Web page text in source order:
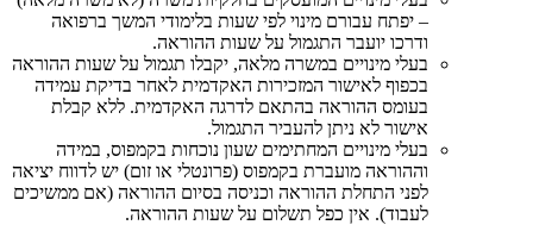
– יפתח עבורם מינוי לפי שעות בלימודי המשך ברפואה
ודרכו יועבר התגמול על שעות ההוראה.
בעלי מינויים במשרה מלאה, יקבלו תגמול על שעות ההוראה
בכפוף לאישור המזכירות האקדמית לאחר בדיקת עמידה
בעומס ההוראה בהתאם לדרגה האקדמית. ללא קבלת
אישור לא ניתן להעביר התגמול.
בעלי מינויים המחתימים שעון נוכחות בקמפוס, במידה
וההוראה מועברת בקמפוס (פרונטלי או זום) יש לדווח יציאה
לפני התחלת ההוראה וכניסה בסיום ההוראה (אם ממשיכים
לעבוד). אין כפל תשלום על שעות ההוראה.